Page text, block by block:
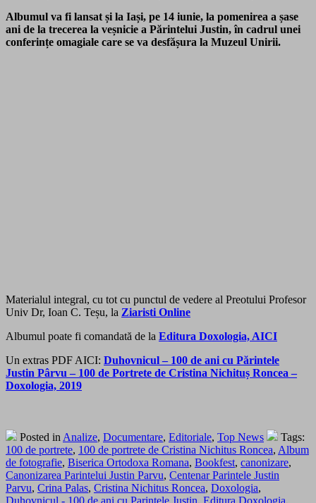
Albumul va fi lansat și la Iași, pe 14 iunie, la pomenirea a șase
ani de la trecerea la veșnicie a Părintelui Justin, în cadrul unei
conferințe omagiale care se va desfășura la Muzeul Unirii.
Materialul integral, cu tot cu punctul de vedere al Preotului Profesor
Univ Dr, Ioan C. Teșu, la Ziaristi Online
Albumul poate fi comandată de la Editura Doxologia, AICI
Un extras PDF AICI: Duhovnicul – 100 de ani cu Părintele
Justin Pârvu – 100 de Portrete de Cristina Nichituș Roncea –
Doxologia, 2019
Posted in Analize, Documentare, Editoriale, Top News
Tags:
100 de portrete, 100 de portrete de Cristina Nichitus Roncea, Album
de fotografie, Biserica Ortodoxa Romana, Bookfest, canonizare,
Canonizarea Parintelui Justin Parvu, Centenar Parintele Justin
Parvu, Crina Palas, Cristina Nichitus Roncea, Doxologia,
Duhovnicul - 100 de ani cu Parintele Justin, Editura Doxologia,